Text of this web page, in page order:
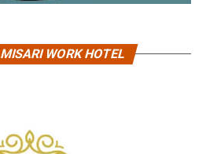
WORK HOTEL